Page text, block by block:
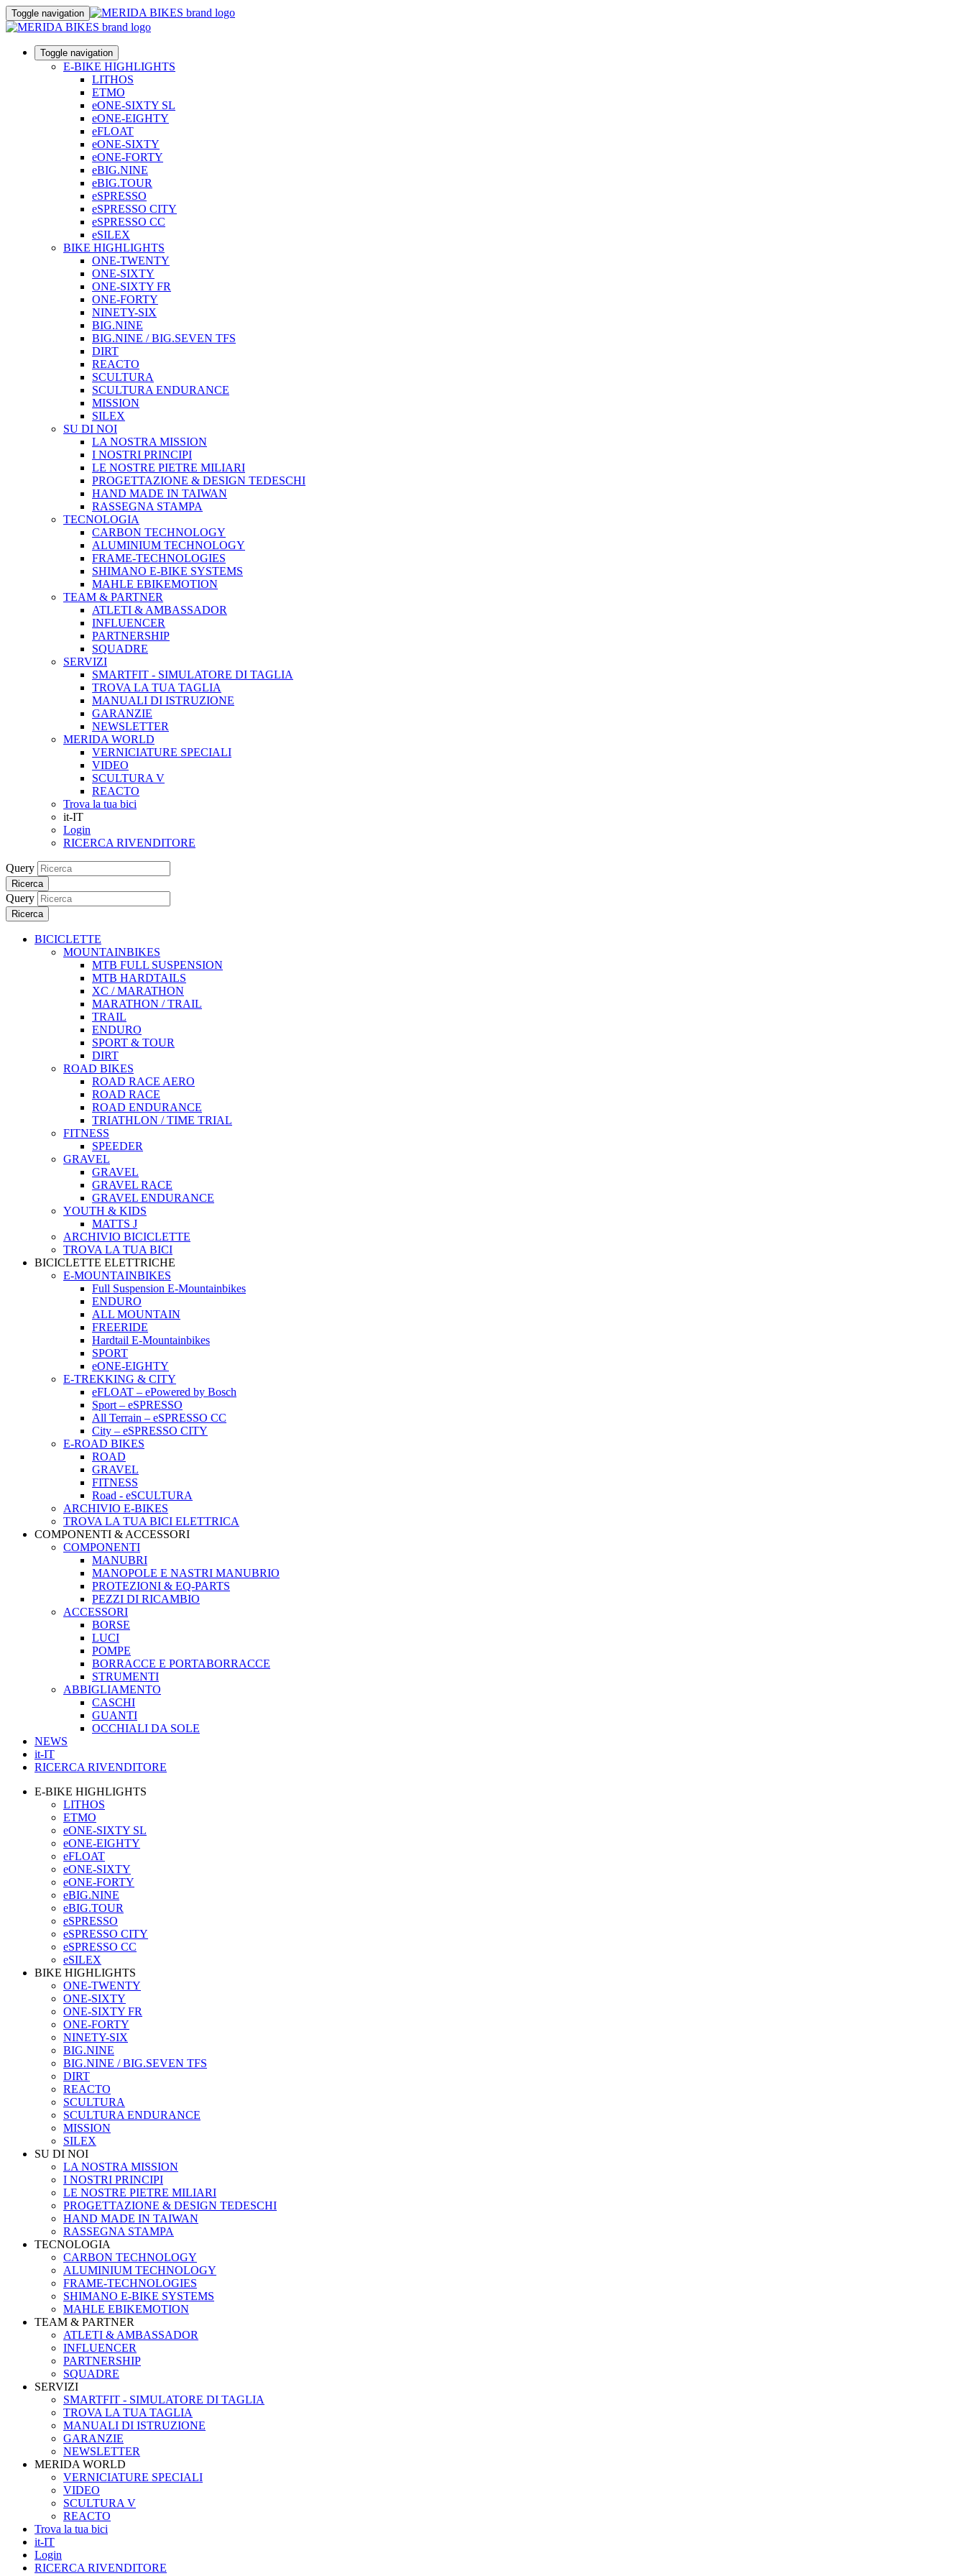
Toggle navigation
Toggle navigation
E-BIKE HIGHLIGHTS
LITHOS
ETMO
eONE-SIXTY SL
eONE-EIGHTY
eFLOAT
eONE-SIXTY
eONE-FORTY
eBIG.NINE
eBIG.TOUR
eSPRESSO
eSPRESSO CITY
eSPRESSO CC
eSILEX
BIKE HIGHLIGHTS
ONE-TWENTY
ONE-SIXTY
ONE-SIXTY FR
ONE-FORTY
NINETY-SIX
BIG.NINE
BIG.NINE / BIG.SEVEN TFS
DIRT
REACTO
SCULTURA
SCULTURA ENDURANCE
MISSION
SILEX
SU DI NOI
LA NOSTRA MISSION
I NOSTRI PRINCIPI
LE NOSTRE PIETRE MILIARI
PROGETTAZIONE & DESIGN TEDESCHI
HAND MADE IN TAIWAN
RASSEGNA STAMPA
TECNOLOGIA
CARBON TECHNOLOGY
ALUMINIUM TECHNOLOGY
FRAME-TECHNOLOGIES
SHIMANO E-BIKE SYSTEMS
MAHLE EBIKEMOTION
TEAM & PARTNER
ATLETI & AMBASSADOR
INFLUENCER
PARTNERSHIP
SQUADRE
SERVIZI
SMARTFIT - SIMULATORE DI TAGLIA
TROVA LA TUA TAGLIA
MANUALI DI ISTRUZIONE
GARANZIE
NEWSLETTER
MERIDA WORLD
VERNICIATURE SPECIALI
VIDEO
SCULTURA V
REACTO
Trova la tua bici
it-IT
Login
RICERCA RIVENDITORE
Query
Ricerca
Query
Ricerca
BICICLETTE
MOUNTAINBIKES
MTB FULL SUSPENSION
MTB HARDTAILS
XC / MARATHON
MARATHON / TRAIL
TRAIL
ENDURO
SPORT & TOUR
DIRT
ROAD BIKES
ROAD RACE AERO
ROAD RACE
ROAD ENDURANCE
TRIATHLON / TIME TRIAL
FITNESS
SPEEDER
GRAVEL
GRAVEL
GRAVEL RACE
GRAVEL ENDURANCE
YOUTH & KIDS
MATTS J
ARCHIVIO BICICLETTE
TROVA LA TUA BICI
BICICLETTE ELETTRICHE
E-MOUNTAINBIKES
Full Suspension E-Mountainbikes
ENDURO
ALL MOUNTAIN
FREERIDE
Hardtail E-Mountainbikes
SPORT
eONE-EIGHTY
E-TREKKING & CITY
eFLOAT – ePowered by Bosch
Sport – eSPRESSO
All Terrain – eSPRESSO CC
City – eSPRESSO CITY
E-ROAD BIKES
ROAD
GRAVEL
FITNESS
Road - eSCULTURA
ARCHIVIO E-BIKES
TROVA LA TUA BICI ELETTRICA
COMPONENTI & ACCESSORI
COMPONENTI
MANUBRI
MANOPOLE E NASTRI MANUBRIO
PROTEZIONI & EQ-PARTS
PEZZI DI RICAMBIO
ACCESSORI
BORSE
LUCI
POMPE
BORRACCE E PORTABORRACCE
STRUMENTI
ABBIGLIAMENTO
CASCHI
GUANTI
OCCHIALI DA SOLE
NEWS
it-IT
RICERCA RIVENDITORE
E-BIKE HIGHLIGHTS
LITHOS
ETMO
eONE-SIXTY SL
eONE-EIGHTY
eFLOAT
eONE-SIXTY
eONE-FORTY
eBIG.NINE
eBIG.TOUR
eSPRESSO
eSPRESSO CITY
eSPRESSO CC
eSILEX
BIKE HIGHLIGHTS
ONE-TWENTY
ONE-SIXTY
ONE-SIXTY FR
ONE-FORTY
NINETY-SIX
BIG.NINE
BIG.NINE / BIG.SEVEN TFS
DIRT
REACTO
SCULTURA
SCULTURA ENDURANCE
MISSION
SILEX
SU DI NOI
LA NOSTRA MISSION
I NOSTRI PRINCIPI
LE NOSTRE PIETRE MILIARI
PROGETTAZIONE & DESIGN TEDESCHI
HAND MADE IN TAIWAN
RASSEGNA STAMPA
TECNOLOGIA
CARBON TECHNOLOGY
ALUMINIUM TECHNOLOGY
FRAME-TECHNOLOGIES
SHIMANO E-BIKE SYSTEMS
MAHLE EBIKEMOTION
TEAM & PARTNER
ATLETI & AMBASSADOR
INFLUENCER
PARTNERSHIP
SQUADRE
SERVIZI
SMARTFIT - SIMULATORE DI TAGLIA
TROVA LA TUA TAGLIA
MANUALI DI ISTRUZIONE
GARANZIE
NEWSLETTER
MERIDA WORLD
VERNICIATURE SPECIALI
VIDEO
SCULTURA V
REACTO
Trova la tua bici
it-IT
Login
RICERCA RIVENDITORE